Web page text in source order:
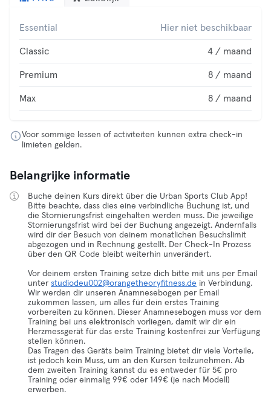
Essential Hier niet beschikbaar
Classic 4 / maand
Premium 8 / maand
Max 8 / maand
Voor sommige lessen of activiteiten kunnen extra check-in
limieten gelden.
Belangrijke informatie
Buche deinen Kurs direkt über die Urban Sports Club App!
Bitte beachte, dass dies eine verbindliche Buchung ist, und
die Stornierungsfrist eingehalten werden muss. Die jeweilige
Stornierungsfrist wird bei der Buchung angezeigt. Andernfalls
wird dir der Besuch von deinem monatlichen Besuchslimit
abgezogen und in Rechnung gestellt. Der Check-In Prozess
über den QR Code bleibt weiterhin unverändert.
Vor deinem ersten Training setze dich bitte mit uns per Email
unter studiodeu002@orangetheoryfitness.de in Verbindung.
Wir werden dir unseren Anamnesebogen per Email
zukommen lassen, um alles für dein erstes Training
vorbereiten zu können. Dieser Anamnesebogen muss vor dem
Training bei uns elektronisch vorliegen, damit wir dir ein
Herzmessgerät für das erste Training kostenfrei zur Verfügung
stellen können.
Das Tragen des Geräts beim Training bietet dir viele Vorteile,
ist jedoch kein Muss, um an den Kursen teilzunehmen. Ab
dem zweiten Training kannst du es entweder für 5€ pro
Training oder einmalig 99€ oder 149€ (je nach Modell)
erwerben.